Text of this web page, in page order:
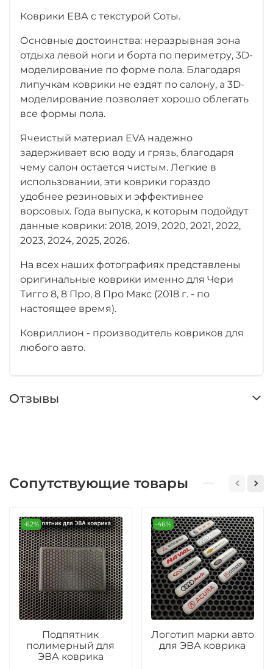
Коврики ЕВА с текстурой Соты.
Основные достоинства: неразрывная зона
отдыха левой ноги и борта по периметру, 3D-
моделирование по форме пола. Благодаря
липучкам коврики не ездят по салону, а 3D-
моделирование позволяет хорошо облегать
все формы пола.
Ячеистый материал EVA надежно
задерживает всю воду и грязь, благодаря
чему салон остается чистым. Легкие в
использовании, эти коврики гораздо
удобнее резиновых и эффективнее
ворсовых. Года выпуска, к которым подойдут
данные коврики: 2018, 2019, 2020, 2021, 2022,
2023, 2024, 2025, 2026.
На всех наших фотографиях представлены
оригинальные коврики именно для Чери
Тигго 8, 8 Про, 8 Про Макс (2018 г. - по
настоящее время).
Ковриллион - производитель ковриков для
любого авто.
Отзывы
Сопутствующие товары
-62%
Подпятник
полимерный для
ЭВА коврика
-46%
Логотип марки авто
для ЭВА коврика